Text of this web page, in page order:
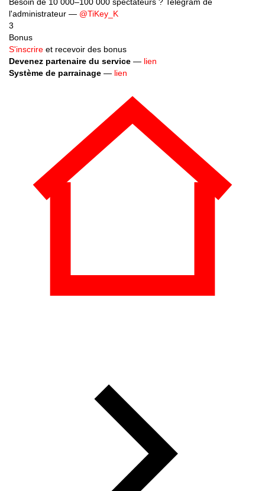
l'administrateur —@TiKey_K
3
Bonus
S'inscrire
Devenez partenaire du service
Système de parrainage —lien